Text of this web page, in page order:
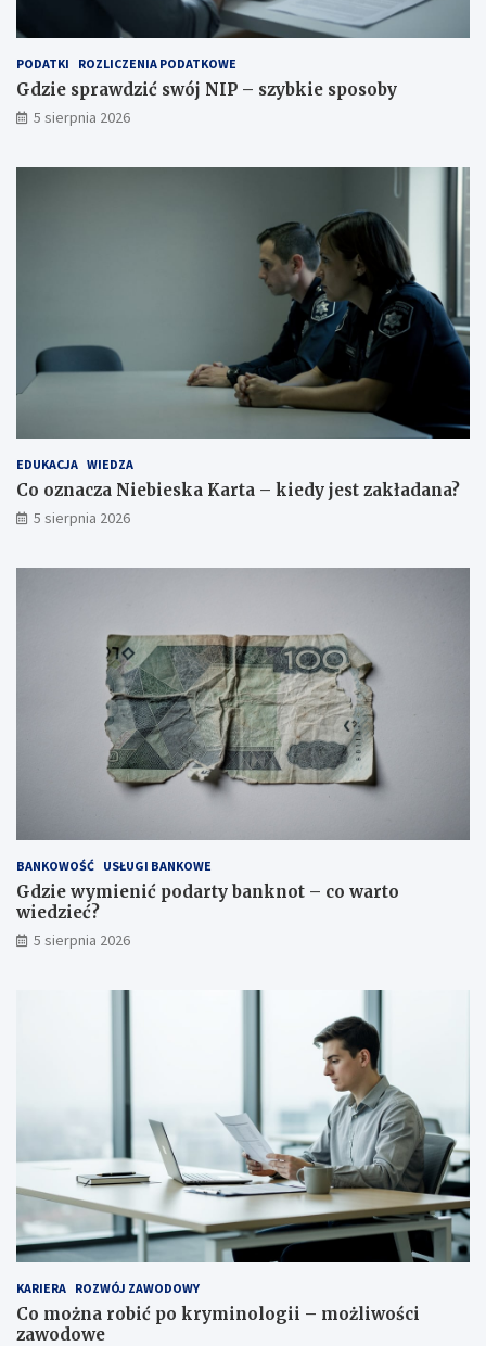
PODATKI ROZLICZENIA PODATKOWE
Gdzie sprawdzić swój NIP – szybkie sposoby
5 sierpnia 2026
EDUKACJA WIEDZA
Co oznacza Niebieska Karta – kiedy jest zakładana?
5 sierpnia 2026
BANKOWOŚĆ USŁUGI BANKOWE
Gdzie wymienić podarty banknot – co warto
wiedzieć?
5 sierpnia 2026
KARIERA ROZWÓJ ZAWODOWY
Co można robić po kryminologii – możliwości
zawodowe